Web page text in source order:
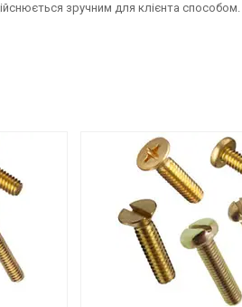
зручним для клієнта способом.